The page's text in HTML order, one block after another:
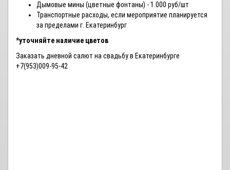
Дымовые мины (цветные фонтаны) - 1.000 руб/шт
Транспортные расходы, если мероприятие планируется
за пределами г. Екатеринбург
*уточняйте наличие цветов
Заказать дневной салют на свадьбу в Екатеринбурге
+7(953)009-95-42